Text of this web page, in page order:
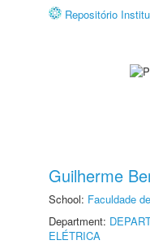
Repositório
Guilherme
School: Faculdade
Department:
ELÉTRICA